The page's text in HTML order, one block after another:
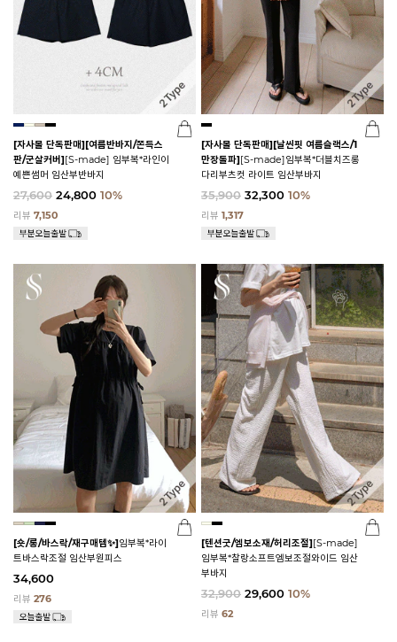
[자사몰 단독판매][여름반바지/쫀득스
판/군살커버][S-made] 임부복*라인이
예쁜썸머 임산부반바지
27,600 24,800 10%
리뷰 7,150
[자사몰 단독판매][날씬핏 여름슬랙스/1
만장돌파][S-made]임부복*더블치즈롱
다리부츠컷 라이트 임산부바지
35,900 32,300 10%
리뷰 1,317
[숏/롱/바스락/재구매템✨]임부복*라이
트바스락조절 임산부원피스
34,600
리뷰 276
[텐션굿/엠보소재/허리조절][S-made]
임부복*찰랑소프트엠보조절와이드 임산
부바지
32,900 29,600 10%
리뷰 62